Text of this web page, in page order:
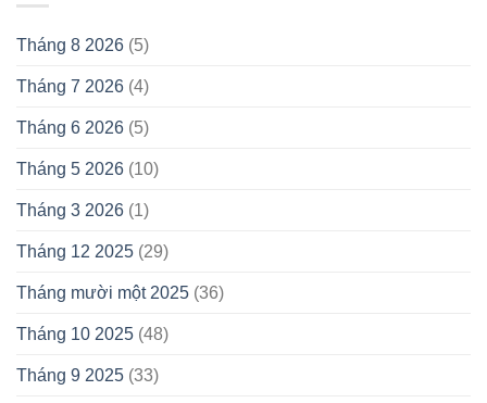
Tháng 8 2026 (5)
Tháng 7 2026 (4)
Tháng 6 2026 (5)
Tháng 5 2026 (10)
Tháng 3 2026 (1)
Tháng 12 2025 (29)
Tháng mười một 2025 (36)
Tháng 10 2025 (48)
Tháng 9 2025 (33)